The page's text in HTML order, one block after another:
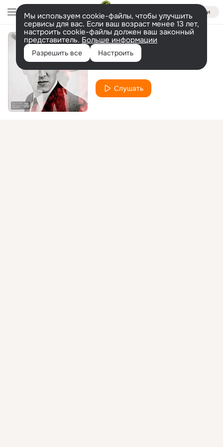
Войти
Мы используем cookie-файлы, чтобы улучшить
сервисы для вас. Если ваш возраст менее 13 лет,
настроить cookie-файлы должен ваш законный
представитель. Больше информации
Разрешить все Настроить
Колокол
Слушать